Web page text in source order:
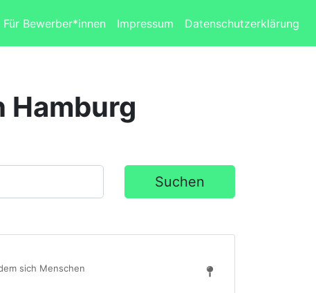
Für Bewerber*innen Impressum Datenschutzerklärung
Hamburg
Suchen
sich Menschen